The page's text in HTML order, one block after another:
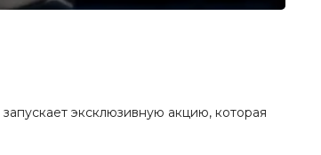
запускает эксклюзивную акцию, которая